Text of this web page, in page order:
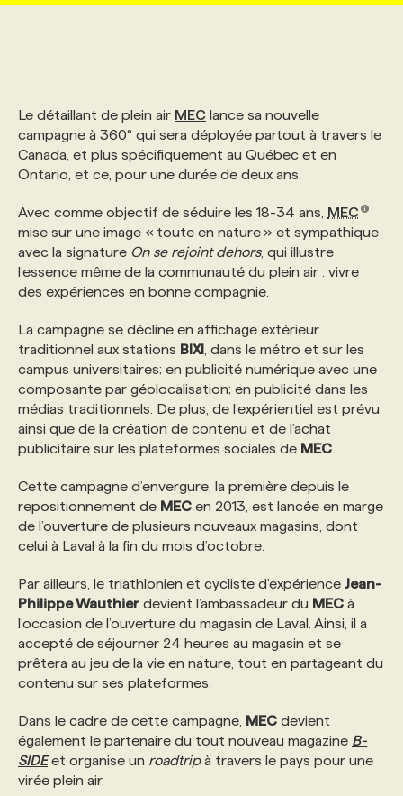
INITIATIVES NUMÉRIQUES
PRIX ET DISTINCTIONS
TENDANCES
MARKETING DURABLE
GEO/SEO
ÉVÉNEMENTIEL
NOS AUTEUR‧RICES
ANNONCEZ AVEC NOUS
PROFIL ENTREPRISE
FAQ
ANNONCEZ AVEC NOUS
PROFIL CANDIDAT
ANNONCEZ AVEC NOUS
NOS PARCOURS DE FORMATIONS
FORMATIONS PERSONNALISÉES
NOS FORMATEUR‧RICES
POURQUOI CHOISIR NOS FORMATIONS
NOS TARIFS
PROGRAMMES DE SUBVENTIONS
FAQ
CHASSE DE TÊTE
SERVICE DE CHASSE DE TÊTE
NOS TARIFS
NOS EXPERTISES
FAQ
ANNONCEZ AVEC NOUS
Le détaillant de plein air MEC lance sa nouvelle
campagne à 360° qui sera déployée partout à travers le
Canada, et plus spécifiquement au Québec et en
Ontario, et ce, pour une durée de deux ans.
Avec comme objectif de séduire les 18-34 ans, MEC
mise sur une image « toute en nature » et sympathique
avec la signature On se rejoint dehors, qui illustre
l’essence même de la communauté du plein air : vivre
des expériences en bonne compagnie.
La campagne se décline en affichage extérieur
traditionnel aux stations BIXI , dans le métro et sur les
campus universitaires; en publicité numérique avec une
composante par géolocalisation; en publicité dans les
médias traditionnels. De plus, de l’expérientiel est prévu
ainsi que de la création de contenu et de l’achat
publicitaire sur les plateformes sociales de MEC
Cette campagne d’envergure, la première depuis le
repositionnement de MEC en 2013, est lancée en marge
de l’ouverture de plusieurs nouveaux magasins, dont
celui à Laval à la fin du mois d’octobre.
Par ailleurs, le triathlonien et cycliste d’expérience Jean-
Philippe Wauthier devient l’ambassadeur du MEC à
l’occasion de l’ouverture du magasin de Laval. Ainsi, il a
accepté de séjourner 24 heures au magasin et se
prêtera au jeu de la vie en nature, tout en partageant du
contenu sur ses plateformes.
Dans le cadre de cette campagne, MEC devient
également le partenaire du tout nouveau magazine B-
SIDEet organise un roadtripà travers le pays pour une
virée plein air.